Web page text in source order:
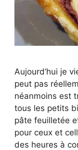
Aujourd’hui je
peut pas
néanmoins est
tous les petits
pâte feuilletée
pour ceux et
des heures à